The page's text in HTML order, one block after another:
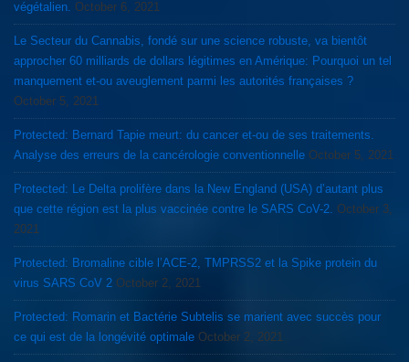
végétalien. October 6, 2021
Le Secteur du Cannabis, fondé sur une science robuste, va bientôt
approcher 60 milliards de dollars légitimes en Amérique: Pourquoi un tel
manquement et-ou aveuglement parmi les autorités françaises ?
October 5, 2021
Protected: Bernard Tapie meurt: du cancer et-ou de ses traitements.
Analyse des erreurs de la cancérologie conventionnelle October 5, 2021
Protected: Le Delta prolifère dans la New England (USA) d’autant plus
que cette région est la plus vaccinée contre le SARS CoV-2. October 3,
2021
Protected: Bromaline cible l’ACE-2, TMPRSS2 et la Spike protein du
virus SARS CoV 2 October 2, 2021
Protected: Romarin et Bactérie Subtelis se marient avec succès pour
ce qui est de la longévité optimale October 2, 2021